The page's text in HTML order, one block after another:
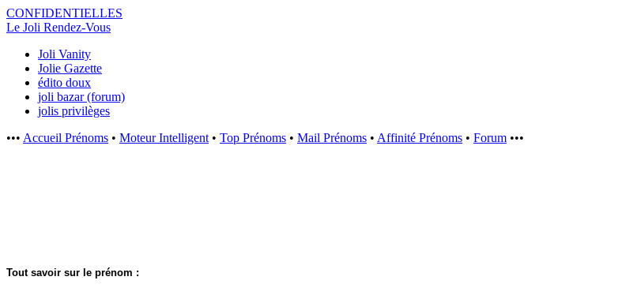
CONFIDENTIELLES
Le Joli Rendez-Vous
Joli Vanity
Jolie Gazette
édito doux
joli bazar (forum)
jolis privilèges
••• Accueil Prénoms • Moteur Intelligent • Top Prénoms • Mail Prénoms • Affinité Prénoms • Forum •••
Tout savoir sur le prénom :